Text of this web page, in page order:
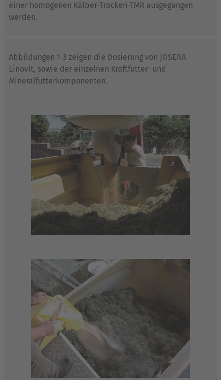
einer homogenen Kälber-Trocken-TMR ausgegangen
werden.
Abbildungen 1-3 zeigen die Dosierung von JOSERA
Linovit, sowie der einzelnen Kraftfutter- und
Mineralfutterkomponenten.